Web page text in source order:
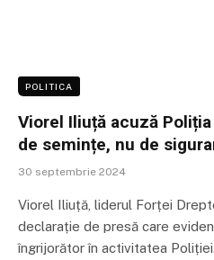
POLITICA
Viorel Iliuță acuză
de semințe, nu de
30 septembrie 2024
Viorel Iliuță, liderul Forței
declarație de presă care
îngrijorător în activitatea